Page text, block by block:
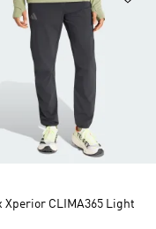
Xperior CLIMA365 Light